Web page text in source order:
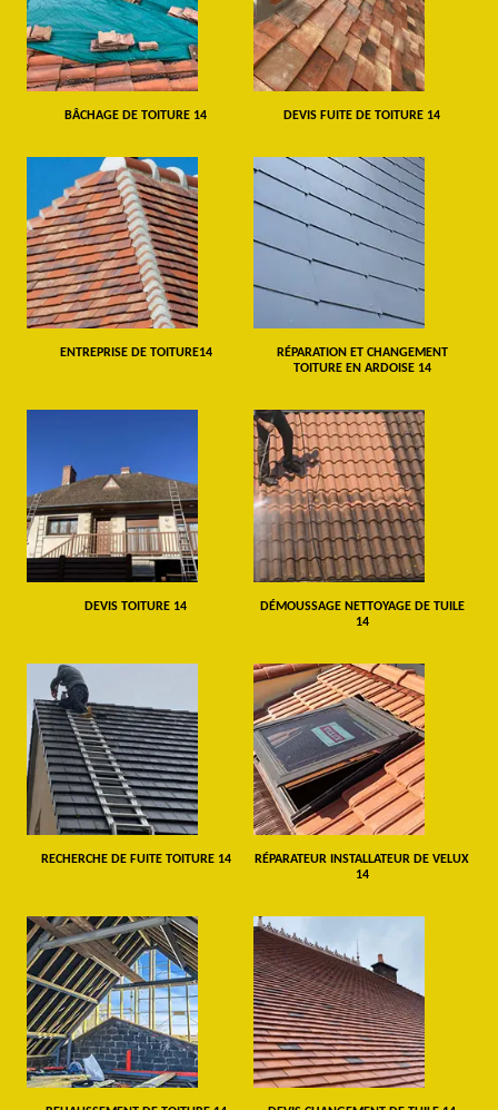
BÂCHAGE DE TOITURE 14 DEVIS FUITE DE TOITURE 14
ENTREPRISE DE TOITURE14
RÉPARATION ET CHANGEMENT
TOITURE EN ARDOISE 14
DEVIS TOITURE 14
DÉMOUSSAGE NETTOYAGE DE TUILE
14
RECHERCHE DE FUITE TOITURE 14
RÉPARATEUR INSTALLATEUR DE VELUX
14